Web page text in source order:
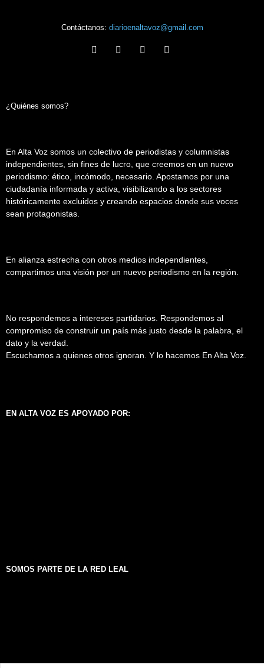
Contáctanos: diarioenaltavoz@gmail.com
¿Quiénes somos?
En Alta Voz somos un colectivo de periodistas y columnistas
independientes, sin fines de lucro, que creemos en un nuevo
periodismo: ético, incómodo, necesario. Apostamos por una
ciudadanía informada y activa, visibilizando a los sectores
históricamente excluidos y creando espacios donde sus voces
sean protagonistas.
En alianza estrecha con otros medios independientes,
compartimos una visión por un nuevo periodismo en la región.
No respondemos a intereses partidarios. Respondemos al
compromiso de construir un país más justo desde la palabra, el
dato y la verdad.
Escuchamos a quienes otros ignoran. Y lo hacemos En Alta Voz.
EN ALTA VOZ ES APOYADO POR:
SOMOS PARTE DE LA RED LEAL